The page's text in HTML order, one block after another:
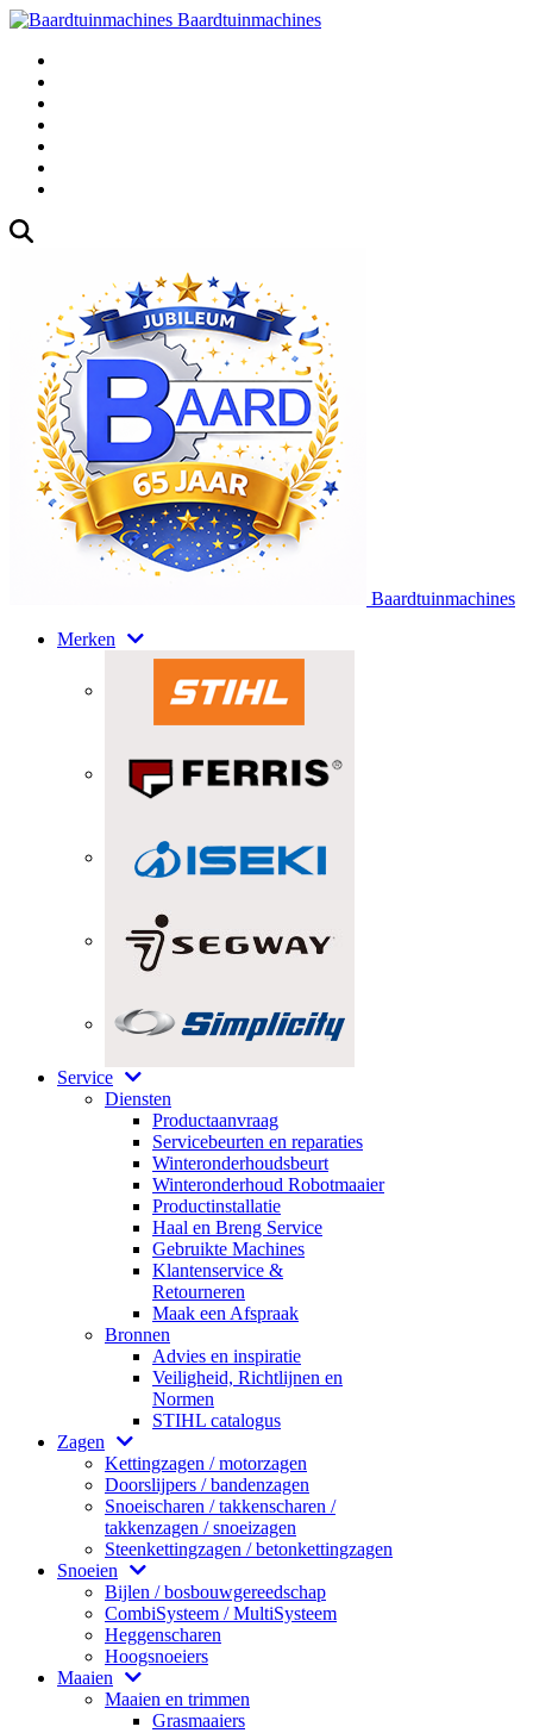
Baardtuinmachines
Baardtuinmachines
Merken
Service
Diensten
Productaanvraag
Servicebeurten en reparaties
Winteronderhoudsbeurt
Winteronderhoud Robotmaaier
Productinstallatie
Haal en Breng Service
Gebruikte Machines
Klantenservice &
Retourneren
Maak een Afspraak
Bronnen
Advies en inspiratie
Veiligheid, Richtlijnen en
Normen
STIHL catalogus
Zagen
Kettingzagen / motorzagen
Doorslijpers / bandenzagen
Snoeischaren / takkenscharen /
takkenzagen / snoeizagen
Steenkettingzagen / betonkettingzagen
Snoeien
Bijlen / bosbouwgereedschap
CombiSysteem / MultiSysteem
Heggenscharen
Hoogsnoeiers
Maaien
Maaien en trimmen
Grasmaaiers